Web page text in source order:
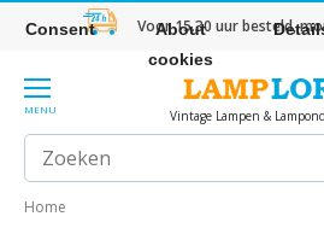
Voor 15.30 uur besteld,
MENU Vintage Lampen &
Home
Consent
About
cookies